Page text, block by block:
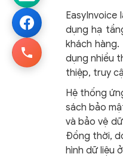
dụng hạ
khách
dụng nhiều
thiệp, truy
Hệ thống
sách bảo
và bảo vệ
Đồng thời,
hình dữ liệu